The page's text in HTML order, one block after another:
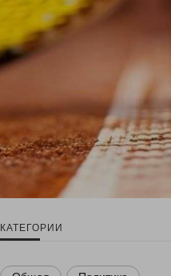
КАТЕГОРИИ